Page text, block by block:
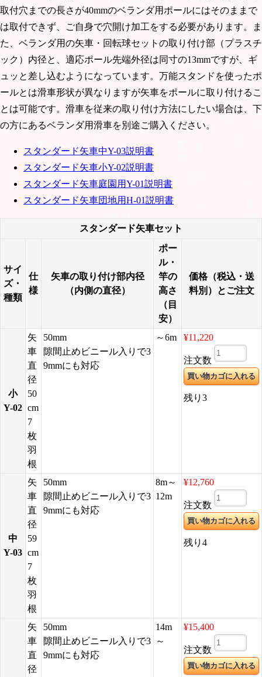
取付穴までの長さが40mmのベランダ用ポールにはそのままで
は取付できず、ご自身で穴開け加工をする必要があります。ま
た、ベランダ用の矢車・回転球セットの取り付け部（プラスチ
ック）内径と、適応ポール先端外径は同寸の13mmですが、ギ
ュッと差し込むようになっています。万能スタンドを使ったポ
ールとは滑車形状が異なりますが矢車をポールに取り付けるこ
とは可能です。滑車を従来の取り付け方法にしたい場合は、下
の方にあるベランダ用滑車を別途ご購入ください。
スタンダード矢車中Y-03説明書
スタンダード矢車小Y-02説明書
スタンダード矢車庭園用Y-01説明書
スタンダード矢車団地用H-01説明書
スタンダード矢車セット
サイ
ズ・
種類
仕
様
矢車の取り付け部内径
（内側の直径）
ポー
ル・
竿の
高さ
（目
安）
価格（税込・送
料別）とご注文
小
Y-02
矢
車
直
径
50
cm
7
枚
羽
根
50mm
隙間止めビニール入りで3
9mmにも対応
～6m ¥11,220
注文数
残り3
中
Y-03
矢
車
直
径
59
cm
7
枚
羽
根
50mm
隙間止めビニール入りで3
9mmにも対応
8m～
12m
¥12,760
注文数
残り4
矢
車
直
径
50mm
隙間止めビニール入りで3
9mmにも対応
14m
～
¥15,400
注文数